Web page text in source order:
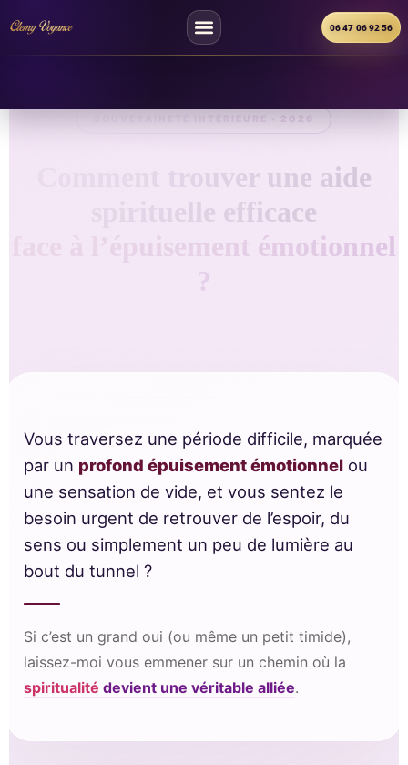
06 47 06 92 56
SOUVERAINETÉ INTÉRIEURE • 2026
Comment trouver une aide
spirituelle efficace
face à l’épuisement émotionnel
?
Vous traversez une période difficile, marquée
par un profond épuisement émotionnel ou
une sensation de vide, et vous sentez le
besoin urgent de retrouver de l’espoir, du
sens ou simplement un peu de lumière au
bout du tunnel ?
Si c’est un grand oui (ou même un petit timide),
laissez-moi vous emmener sur un chemin où la
spiritualité devient une véritable alliée.